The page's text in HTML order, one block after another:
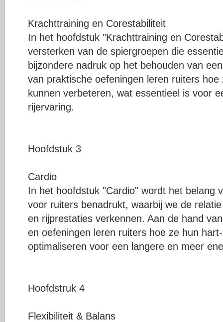
Krachttraining en Corestabiliteit
In het hoofdstuk "Krachttraining en
versterken van de spiergroepen die
bijzondere nadruk op het behouden van
van praktische oefeningen leren ruiters
kunnen verbeteren, wat essentieel is voor
rijervaring.
Hoofdstuk 3
Cardio
In het hoofdstuk "Cardio" wordt het belang
voor ruiters benadrukt, waarbij we de
en rijprestaties verkennen. Aan de hand
en oefeningen leren ruiters hoe ze hun
optimaliseren voor een langere en meer
Hoofdstruk 4
Flexibiliteit & Balans